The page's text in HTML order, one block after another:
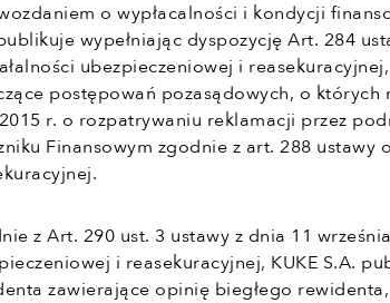
o wypłacalności i kondycji
wypełniając dyspozycję Art. 284
ubezpieczeniowej i
postępowań pozasądowych, o których
r. o rozpatrywaniu reklamacji przez
Finansowym zgodnie z art. 288 ustawy
z Art. 290 ust. 3 ustawy z dnia 11
i reasekuracyjnej, KUKE S.A.
zawierające opinię biegłego